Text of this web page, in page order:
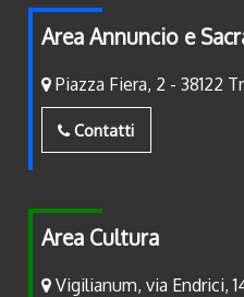
Area Annuncio e
Piazza Fiera, 2 - 38122
Contatti
Area Cultura
Vigilianum, via Endrici,